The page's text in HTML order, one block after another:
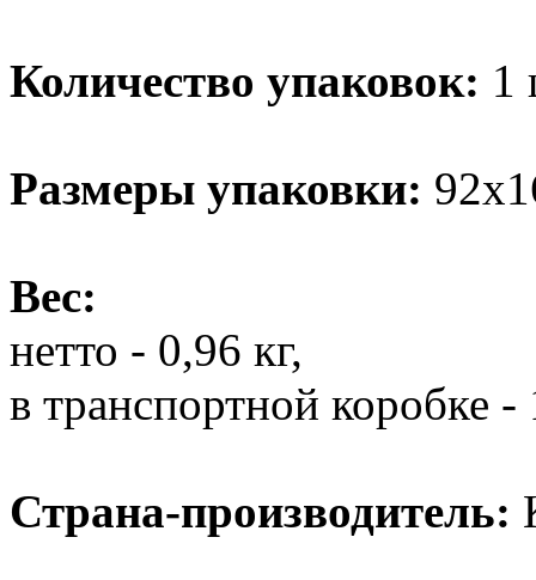
Количество упаковок: 1
Размеры упаковки:
Вес:
нетто - 0,96 кг,
в транспортной коробке
Страна-производитель: